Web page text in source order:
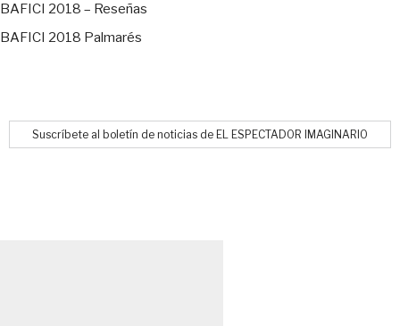
BAFICI 2018 – Reseñas
BAFICI 2018 Palmarés
Suscríbete al boletín de noticias de EL ESPECTADOR IMAGINARIO